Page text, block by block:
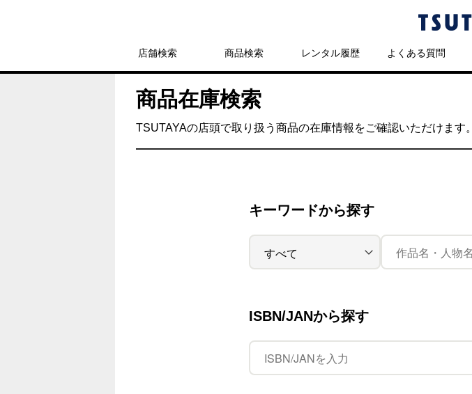
店舗検索 商品検索 レンタル履歴 よくある質問
商品在庫検索
TSUTAYAの店頭で取り扱う商品の在庫情報をご確認いただけます。
キーワードから探す
ISBN/JANから探す